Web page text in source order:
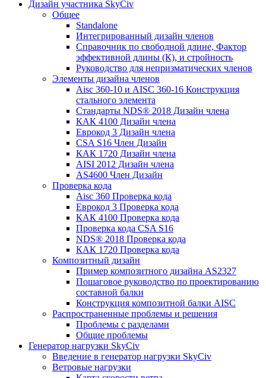
Дизайн участника SkyCiv
Общее
Standalone
Интегрированный дизайн членов
Справочник по свободной длине, Фактор
эффективной длины (К), и стройность
Руководство для непризматических членов
Элементы дизайна членов
Aisc 360-10 и AISC 360-16 Конструкция
стального элемента
Стандарты NDS® 2018 Дизайн члена
КАК 4100 Дизайн члена
Еврокод 3 Дизайн члена
CSA S16 Член Дизайн
КАК 1720 Дизайн члена
AISI 2012 Дизайн члена
AS4600 Член Дизайн
Проверка кода
Aisc 360 Проверка кода
Еврокод 3 Проверка кода
КАК 4100 Проверка кода
Проверка кода CSA S16
NDS® 2018 Проверка кода
КАК 1720 Проверка кода
Композитный дизайн
Пример композитного дизайна AS2327
Пошаговое руководство по проектированию
составной балки
Конструкция композитной балки AISC
Распространенные проблемы и решения
Проблемы с разделами
Общие проблемы
Генератор нагрузки SkyCiv
Введение в генератор нагрузки SkyCiv
Ветровые нагрузки